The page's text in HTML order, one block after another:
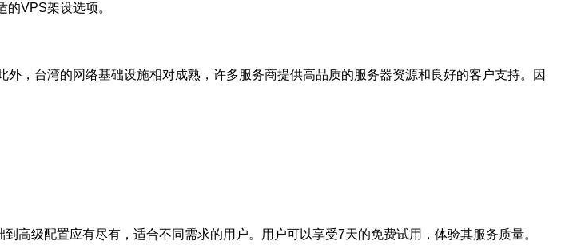
VPS架设选项。
，台湾的网络基础设施相对成熟，许多服务商提供高品质的服务器资源和良好的客户支持。因
高级配置应有尽有，适合不同需求的用户。用户可以享受7天的免费试用，体验其服务质量。